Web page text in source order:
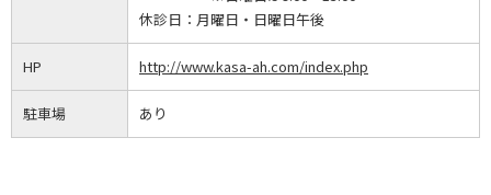
休診日： 月曜日・日曜日午後
HP http://www.kasa-ah.com/index.php
駐車場 あり